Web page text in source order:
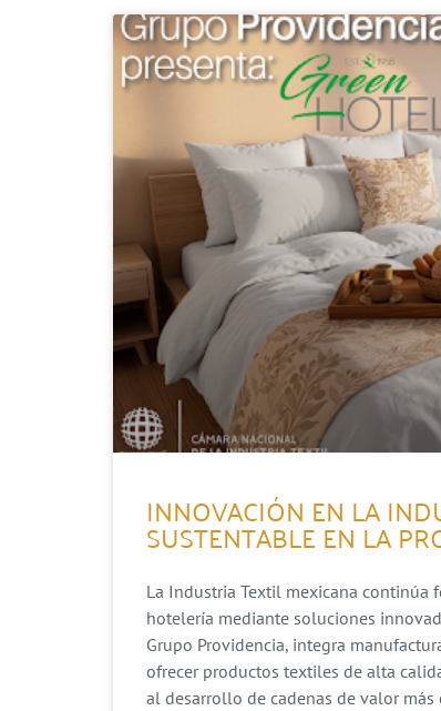
INNOVACIÓN EN LA
SUSTENTABLE EN LA
La Industria Textil mexicana continúa
hotelería mediante soluciones
Grupo Providencia, integra
ofrecer productos textiles de alta
al desarrollo de cadenas de valor